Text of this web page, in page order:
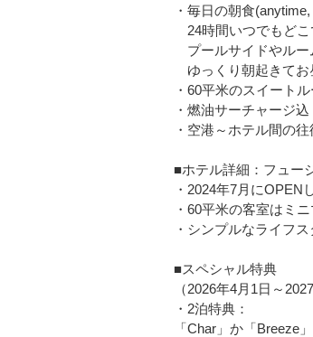
・毎日の朝食
24時間いつでもどこ
プールサイドやルー
ゆっくり朝起きてお
・60平米のスイート
・燃油サーチャージ込
・空港～ホテル間の
■ホテル詳細：フュー
・2024年7月にOPEN
・60平米の客室はミ
・シンプルなライフ
■スペシャル特典
（2026年4月1日～
・2泊特典：
「Char」か「Breeze